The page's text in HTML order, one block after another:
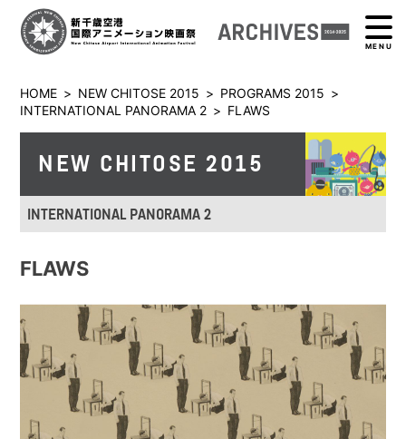
MENU
HOME > NEW CHITOSE 2015 > PROGRAMS 2015 >
INTERNATIONAL PANORAMA 2 > FLAWS
NEW CHITOSE 2015
INTERNATIONAL PANORAMA 2
FLAWS